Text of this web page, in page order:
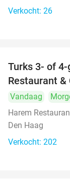
Verkocht: 26
Turks 3- of
Restaurant &
Vandaag
Harem
Den Haag
Verkocht: 202